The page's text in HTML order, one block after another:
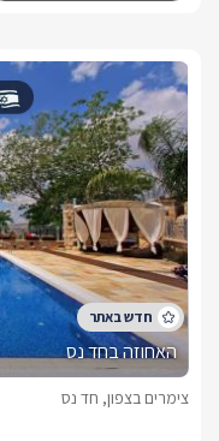
האחוזה בחד נס
צימרים בצפון, חד נס